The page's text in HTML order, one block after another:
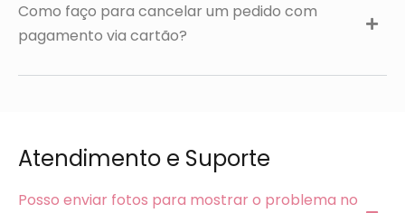
Como faço para cancelar um pedido com
pagamento via cartão?
Atendimento e Suporte
Posso enviar fotos para mostrar o problema no